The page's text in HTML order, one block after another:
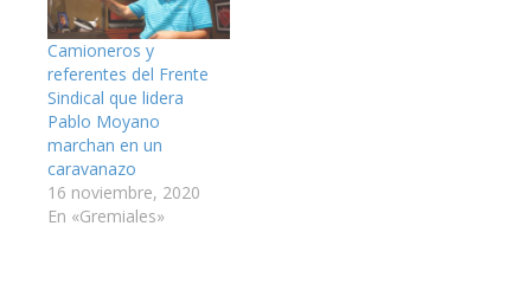
Camioneros y
referentes del Frente
Sindical que lidera
Pablo Moyano
marchan en un
caravanazo
16 noviembre, 2020
En «Gremiales»